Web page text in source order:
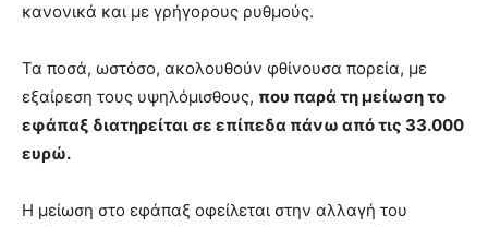
κανονικά και με γρήγορους ρυθμούς.
Τα ποσά, ωστόσο, ακολουθούν φθίνουσα πορεία, με
εξαίρεση τους υψηλόμισθους, που παρά τη μείωση το
εφάπαξ διατηρείται σε επίπεδα πάνω από τις 33.000
ευρώ.
Η μείωση στο εφάπαξ οφείλεται στην αλλαγή του